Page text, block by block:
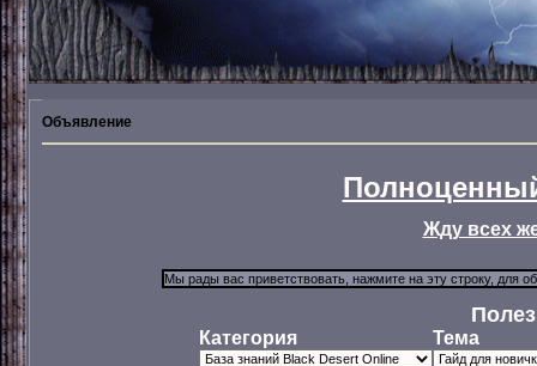
Объявление
Жду всех
Категория Тема